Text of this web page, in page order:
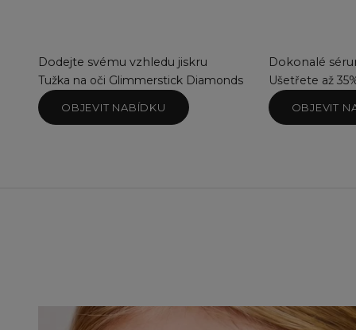
Dodejte svému vzhledu jiskru
Tužka na oči Glimmerstick Diamonds
OBJEVIT NABÍDKU
Dokonalé
Ušetřete až
OBJEVIT